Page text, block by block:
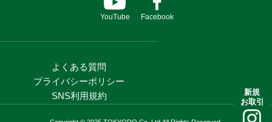
新規
お取引
YouTube Facebook
よくある質問
プライバシーポリシー
SNS利用規約